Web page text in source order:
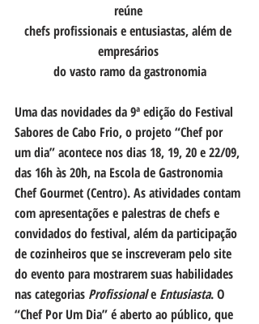
reúne
chefs profissionais e entusiastas, além de
empresários
do vasto ramo da gastronomia
Uma das novidades da 9ª edição do Festival
Sabores de Cabo Frio, o projeto “Chef por
um dia” acontece nos dias 18, 19, 20 e 22/09,
das 16h às 20h, na Escola de Gastronomia
Chef Gourmet (Centro). As atividades contam
com apresentações e palestras de chefs e
convidados do festival, além da participação
de cozinheiros que se inscreveram pelo site
do evento para mostrarem suas habilidades
nas categorias Profissional e Entusiasta. O
“Chef Por Um Dia” é aberto ao público, que